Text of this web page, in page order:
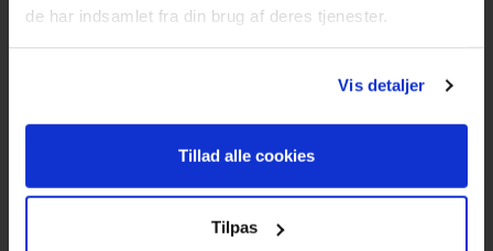
de har indsamlet fra din brug af deres tjenester.
Vis detaljer
Tillad alle cookies
Tilpas